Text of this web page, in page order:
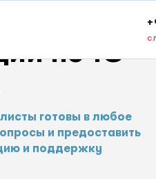
по 1С –
готовы в любое
и предоставить
и поддержку